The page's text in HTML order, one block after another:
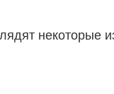
некоторые